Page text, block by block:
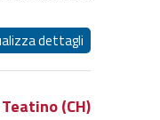
dettagli
(CH)